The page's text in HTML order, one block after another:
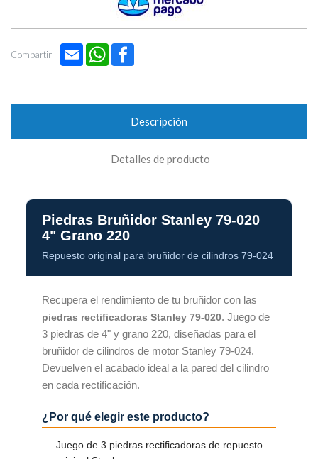
Compartir Email WhatsApp
Descripción
Detalles de producto
Piedras Bruñidor Stanley 79-020
4" Grano 220
Repuesto original para bruñidor de cilindros 79-024
Recupera el rendimiento de tu bruñidor con las
piedras rectificadoras Stanley 79-020. Juego de
3 piedras de 4" y grano 220, diseñadas para el
bruñidor de cilindros de motor Stanley 79-024.
Devuelven el acabado ideal a la pared del cilindro
en cada rectificación.
¿Por qué elegir este producto?
Juego de 3 piedras rectificadoras de repuesto